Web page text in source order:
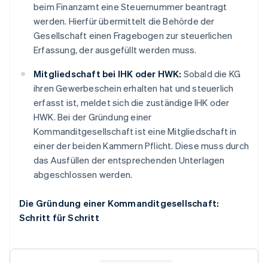
beim Finanzamt eine Steuernummer beantragt
werden. Hierfür übermittelt die Behörde der
Gesellschaft einen Fragebogen zur steuerlichen
Erfassung, der ausgefüllt werden muss.
Mitgliedschaft bei IHK oder HWK: Sobald die KG
ihren Gewerbeschein erhalten hat und steuerlich
erfasst ist, meldet sich die zuständige IHK oder
HWK. Bei der Gründung einer
Kommanditgesellschaft ist eine Mitgliedschaft in
einer der beiden Kammern Pflicht. Diese muss durch
das Ausfüllen der entsprechenden Unterlagen
abgeschlossen werden.
Die Gründung einer Kommanditgesellschaft:
Schritt für Schritt